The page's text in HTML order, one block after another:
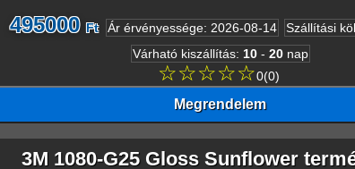
495000 Ft Ár érvényessége: 2026-08-14 Szállítási
Várható kiszállítás: 10- 20 nap
☆☆☆☆☆0(0)
Megrendelem
3M 1080-G25 Gloss Sunflower